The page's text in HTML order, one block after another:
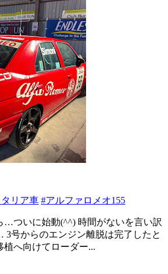
リア車 #アルファロメオ155
…ついに始動(^^) 時間がないを言い訳
号からのエンジン離脱は完了したと
へ向けてローダー...